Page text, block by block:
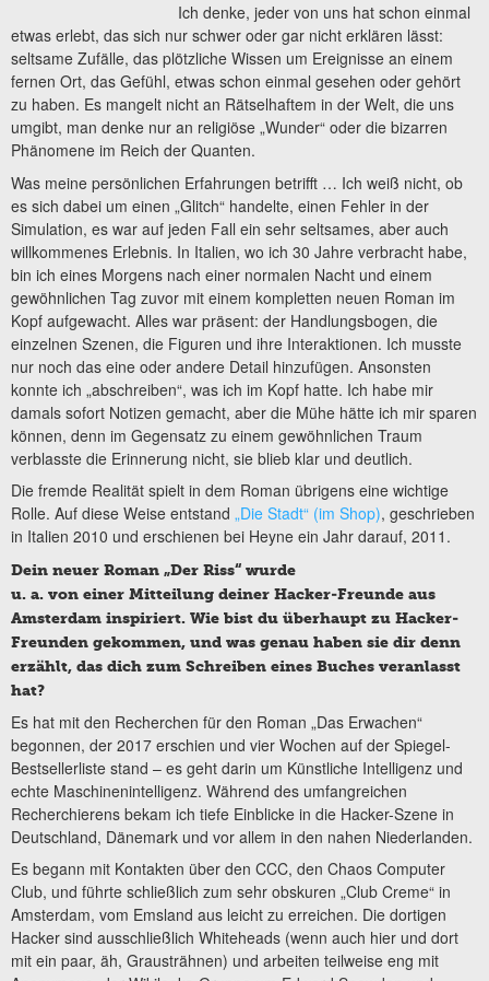
Ich denke, jeder von uns hat schon einmal
etwas erlebt, das sich nur schwer oder gar nicht erklären lässt:
seltsame Zufälle, das plötzliche Wissen um Ereignisse an einem
fernen Ort, das Gefühl, etwas schon einmal gesehen oder gehört
zu haben. Es mangelt nicht an Rätselhaftem in der Welt, die uns
umgibt, man denke nur an religiöse „Wunder“ oder die bizarren
Phänomene im Reich der Quanten.
Was meine persönlichen Erfahrungen betrifft … Ich weiß nicht, ob
es sich dabei um einen „Glitch“ handelte, einen Fehler in der
Simulation, es war auf jeden Fall ein sehr seltsames, aber auch
willkommenes Erlebnis. In Italien, wo ich 30 Jahre verbracht habe,
bin ich eines Morgens nach einer normalen Nacht und einem
gewöhnlichen Tag zuvor mit einem kompletten neuen Roman im
Kopf aufgewacht. Alles war präsent: der Handlungsbogen, die
einzelnen Szenen, die Figuren und ihre Interaktionen. Ich musste
nur noch das eine oder andere Detail hinzufügen. Ansonsten
konnte ich „abschreiben“, was ich im Kopf hatte. Ich habe mir
damals sofort Notizen gemacht, aber die Mühe hätte ich mir sparen
können, denn im Gegensatz zu einem gewöhnlichen Traum
verblasste die Erinnerung nicht, sie blieb klar und deutlich.
Die fremde Realität spielt in dem Roman übrigens eine wichtige
Rolle. Auf diese Weise entstand „Die Stadt“ (im Shop), geschrieben
in Italien 2010 und erschienen bei Heyne ein Jahr darauf, 2011.
Dein neuer Roman „Der Riss“ wurde
u. a. von einer Mitteilung deiner Hacker-Freunde aus
Amsterdam inspiriert. Wie bist du überhaupt zu Hacker-
Freunden gekommen, und was genau haben sie dir denn
erzählt, das dich zum Schreiben eines Buches veranlasst
hat?
Es hat mit den Recherchen für den Roman „Das Erwachen“
begonnen, der 2017 erschien und vier Wochen auf der Spiegel-
Bestsellerliste stand – es geht darin um Künstliche Intelligenz und
echte Maschinenintelligenz. Während des umfangreichen
Recherchierens bekam ich tiefe Einblicke in die Hacker-Szene in
Deutschland, Dänemark und vor allem in den nahen Niederlanden.
Es begann mit Kontakten über den CCC, den Chaos Computer
Club, und führte schließlich zum sehr obskuren „Club Creme“ in
Amsterdam, vom Emsland aus leicht zu erreichen. Die dortigen
Hacker sind ausschließlich Whiteheads (wenn auch hier und dort
mit ein paar, äh, Grausträhnen) und arbeiten teilweise eng mit